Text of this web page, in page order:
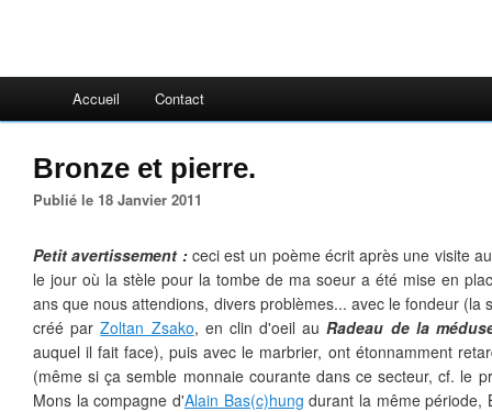
Accueil Contact
Bronze et pierre.
Publié le 18 Janvier 2011
Petit avertissement :ceci est un poème écrit après une visite
le jour où la stèle pour la tombe de ma soeur a été mise en
ans que nous attendions, divers problèmes... avec le fondeur (la
créé parZoltan Zsako, en clin d'oeil auRadeau de la
auquel il fait face), puis avec le marbrier, ont étonnamment
(même si ça semble monnaie courante dans ce secteur, cf. le
Mons la compagne d'Alain Bas(c)hung durant la même période,